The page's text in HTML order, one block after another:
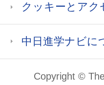
クッキーとアク
中日進学ナビに
Copyright ©